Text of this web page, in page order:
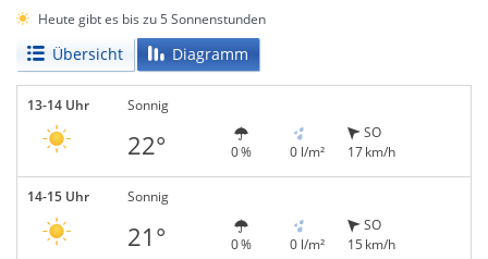
Heute gibt es bis zu 5 Sonnenstunden
Übersicht Diagramm
13-14 Uhr Sonnig
22° 0 % 0 l/m²
SO
17 km/h
14-15 Uhr Sonnig
21° 0 % 0 l/m²
SO
15 km/h